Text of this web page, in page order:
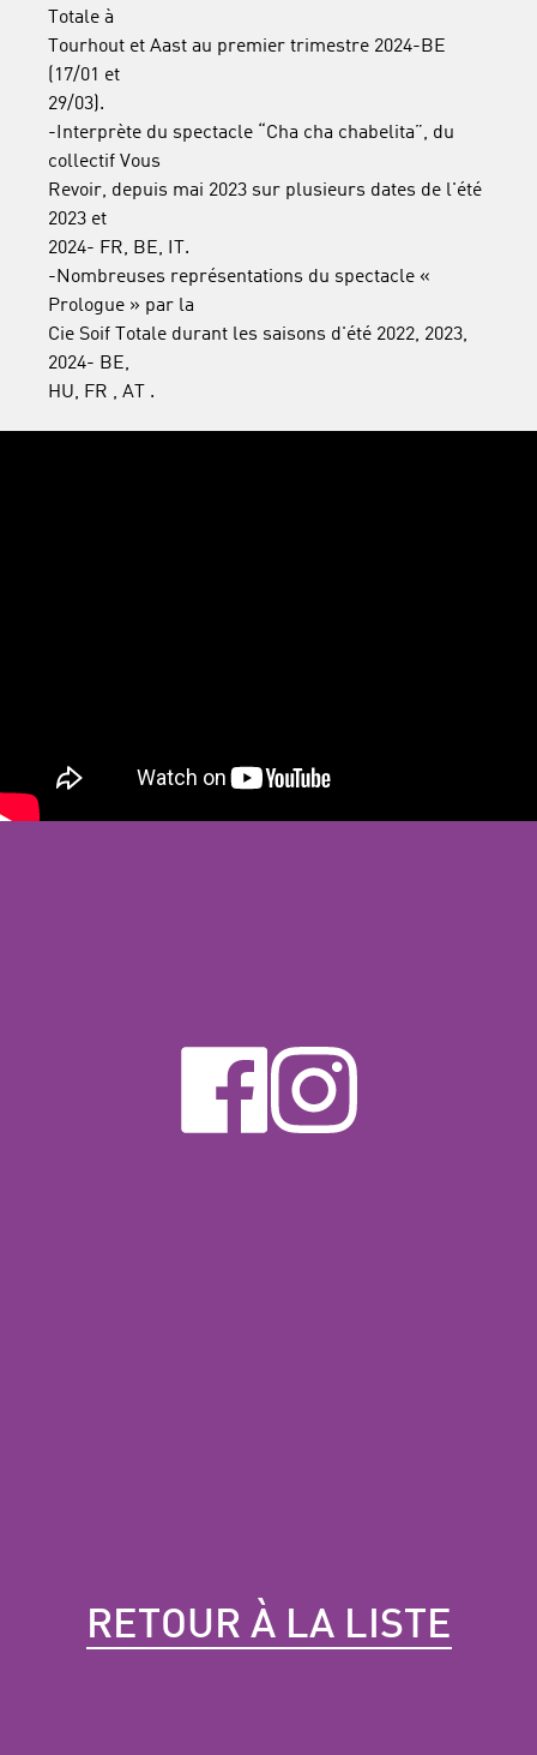
Totale à
Tourhout et Aast au premier trimestre 2024-BE
(17/01 et
29/03).
-Interprète du spectacle “Cha cha chabelita”, du
collectif Vous
Revoir, depuis mai 2023 sur plusieurs dates de l'été
2023 et
2024- FR, BE, IT.
-Nombreuses représentations du spectacle «
Prologue » par la
Cie Soif Totale durant les saisons d'été 2022, 2023,
2024- BE,
HU, FR , AT .
RETOUR À LA LISTE